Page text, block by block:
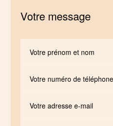
Votre message